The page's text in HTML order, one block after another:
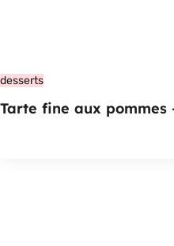
desserts
Tarte fine aux